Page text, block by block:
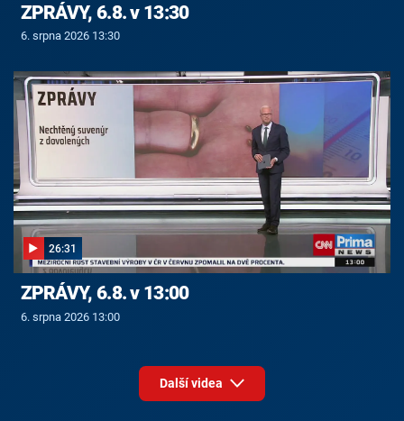
ZPRÁVY, 6.8. v 13:30
6. srpna 2026 13:30
26:31
ZPRÁVY, 6.8. v 13:00
6. srpna 2026 13:00
Další videa